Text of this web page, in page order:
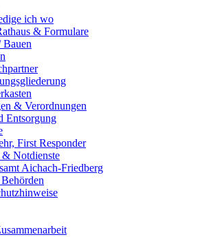
ich wo
& Formulare
Bauen
& Verordnungen
Entsorgung
First Responder
Notdienste
Aichach-Friedberg